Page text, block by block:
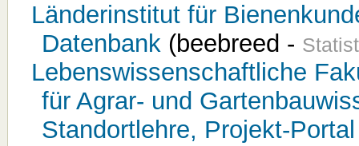
Länderinstitut für
Datenbank (beebreed -
Lebenswissenschaftliche
für Agrar- und
Standortlehre, Projekt-Portal